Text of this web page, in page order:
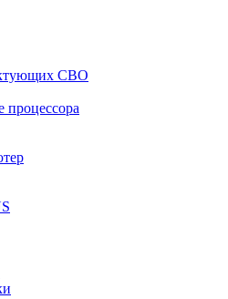
СВО
процессора